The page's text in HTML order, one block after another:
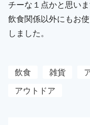
チーな１点かと思いま
飲食関係以外にもお
しました。
飲食 雑貨
アウトドア